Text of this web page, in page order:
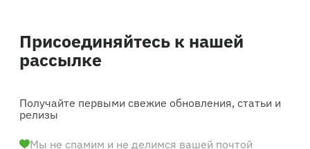
Присоединяйтесь к нашей
рассылке
Получайте первыми свежие обновления, статьи и
релизы
Мы не спамим и не делимся вашей почтой